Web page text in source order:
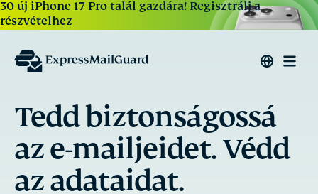
30 új iPhone 17 Pro talál gazdára! Regisztrálj a
részvételhez
Tedd biztonságossá
az e-mailjeidet. Védd
az adataidat.